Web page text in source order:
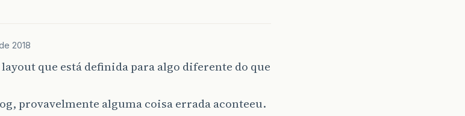
2018
layout que está definida para algo diferente do que
provavelmente alguma coisa errada aconteeu.